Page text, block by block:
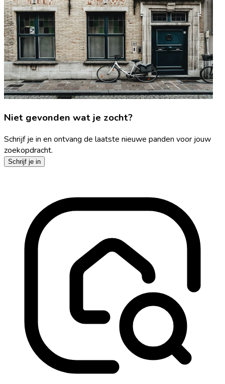
Niet gevonden wat je zocht?
Schrijf je in en ontvang de laatste nieuwe panden voor jouw
zoekopdracht.
Schrijf je in